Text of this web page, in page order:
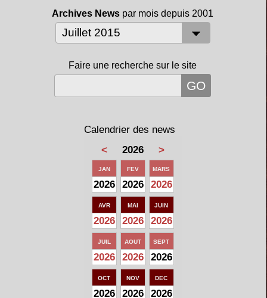
Archives News par mois depuis 2001
Faire une recherche sur le site
Calendrier des news
<
2026 >
JAN
2026
FEV
2026
MARS
2026
AVR
2026
MAI
2026
JUIN
2026
JUIL
2026
AOUT
2026
SEPT
2026
OCT
2026
NOV
2026
DEC
2026